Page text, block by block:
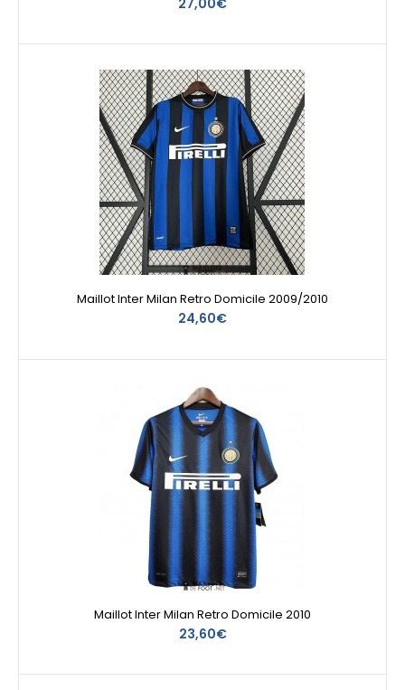
27,00€
Maillot Inter Milan Retro Domicile 2009/2010
24,60€
Maillot Inter Milan Retro Domicile 2010
23,60€